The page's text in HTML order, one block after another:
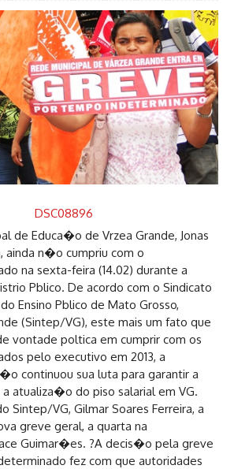
de Educa�o de Vrzea Grande, Jonas
ainda n�o cumpriu com o
na sexta-feira (14.02) durante a
Pblico. De acordo com o Sindicato
Ensino Pblico de Mato Grosso,
(Sintep/VG), este mais um fato que
vontade poltica em cumprir com os
pelo executivo em 2013, a
continuou sua luta para garantir a
atualiza�o do piso salarial em VG.
Sintep/VG, Gilmar Soares Ferreira, a
greve geral, a quarta na
Guimar�es. ?A decis�o pela greve
fez com que autoridades